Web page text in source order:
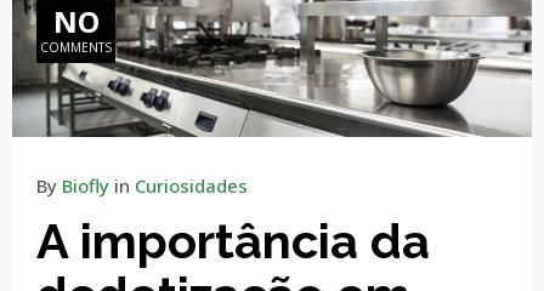
NO
COMMENTS
By Biofly in Curiosidades
A importância da